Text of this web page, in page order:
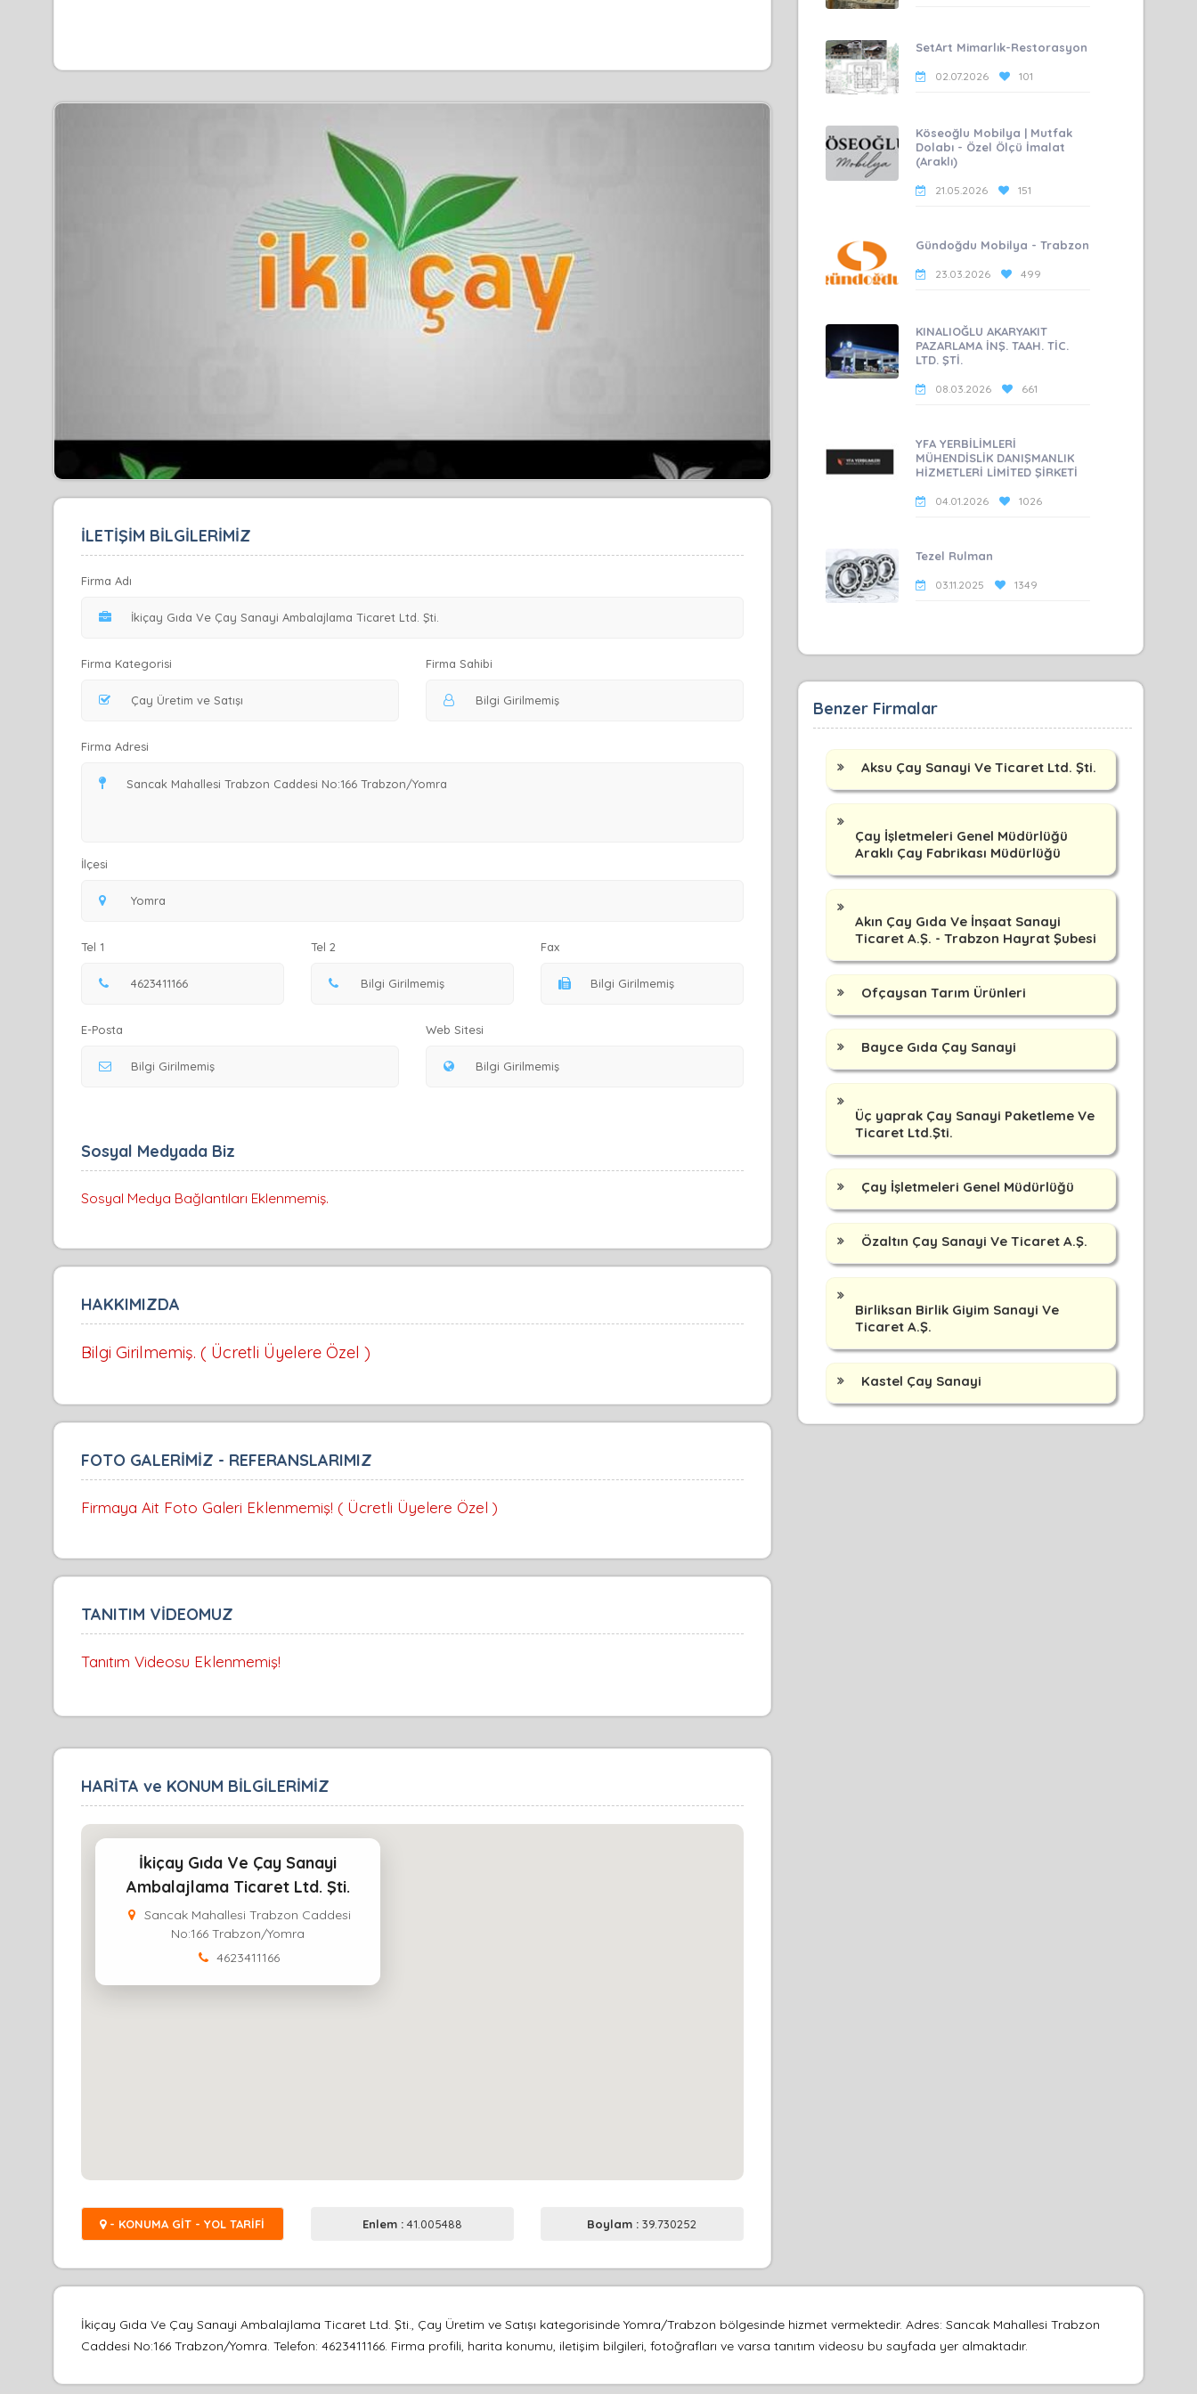
İLETİŞİM BİLGİLERİMİZ
Firma Adı
Firma Kategorisi Firma Sahibi
Firma Adresi
İlçesi
Tel 1 Tel 2 Fax
E-Posta Web Sitesi
Sosyal Medyada Biz
Sosyal Medya Bağlantıları Eklenmemiş.
HAKKIMIZDA
Bilgi Girilmemiş. ( Ücretli Üyelere Özel )
FOTO GALERİMİZ - REFERANSLARIMIZ
Firmaya Ait Foto Galeri Eklenmemiş! ( Ücretli Üyelere Özel )
TANITIM VİDEOMUZ
Tanıtım Videosu Eklenmemiş!
HARİTA ve KONUM BİLGİLERİMİZ
İkiçay Gıda Ve Çay Sanayi
Ambalajlama Ticaret Ltd. Şti.
Sancak Mahallesi Trabzon Caddesi
No:166 Trabzon/Yomra
4623411166
- KONUMA GİT - YOL TARİFİ Enlem :41.005488 Boylam :39.730252
SetArt Mimarlık-Restorasyon
02.07.2026 101
Köseoğlu Mobilya | Mutfak
Dolabı - Özel Ölçü İmalat
(Araklı)
21.05.2026 151
Gündoğdu Mobilya - Trabzon
23.03.2026 499
KINALIOĞLU AKARYAKIT
PAZARLAMA İNŞ. TAAH. TİC.
LTD. ŞTİ.
08.03.2026 661
YFA YERBİLİMLERİ
MÜHENDİSLİK DANIŞMANLIK
HİZMETLERİ LİMİTED ŞİRKETİ
04.01.2026 1026
Tezel Rulman
03.11.2025 1349
Benzer Firmalar
Aksu Çay Sanayi Ve Ticaret Ltd. Şti.
Çay İşletmeleri Genel Müdürlüğü
Araklı Çay Fabrikası Müdürlüğü
Akın Çay Gıda Ve İnşaat Sanayi
Ticaret A.Ş. - Trabzon Hayrat Şubesi
Ofçaysan Tarım Ürünleri
Bayce Gıda Çay Sanayi
Üç yaprak Çay Sanayi Paketleme Ve
Ticaret Ltd.Şti.
Çay İşletmeleri Genel Müdürlüğü
Özaltın Çay Sanayi Ve Ticaret A.Ş.
Birliksan Birlik Giyim Sanayi Ve
Ticaret A.Ş.
Kastel Çay Sanayi
İkiçay Gıda Ve Çay Sanayi Ambalajlama Ticaret Ltd. Şti., Çay Üretim ve Satışı kategorisinde Yomra/Trabzon bölgesinde hizmet vermektedir. Adres: Sancak Mahallesi Trabzon
Caddesi No:166 Trabzon/Yomra. Telefon: 4623411166. Firma profili, harita konumu, iletişim bilgileri, fotoğrafları ve varsa tanıtım videosu bu sayfada yer almaktadır.